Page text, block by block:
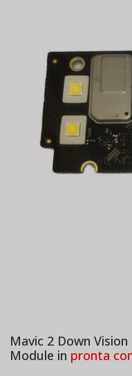
Mavic 2 Down
Module in pronta